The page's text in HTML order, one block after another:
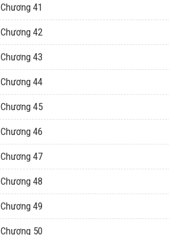
Chương 41
Chương 42
Chương 43
Chương 44
Chương 45
Chương 46
Chương 47
Chương 48
Chương 49
Chương 50